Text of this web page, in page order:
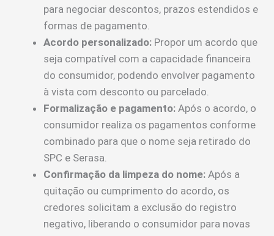
para negociar descontos, prazos estendidos e
formas de pagamento.
Acordo personalizado: Propor um acordo que
seja compatível com a capacidade financeira
do consumidor, podendo envolver pagamento
à vista com desconto ou parcelado.
Formalização e pagamento: Após o acordo, o
consumidor realiza os pagamentos conforme
combinado para que o nome seja retirado do
SPC e Serasa.
Confirmação da limpeza do nome: Após a
quitação ou cumprimento do acordo, os
credores solicitam a exclusão do registro
negativo, liberando o consumidor para novas